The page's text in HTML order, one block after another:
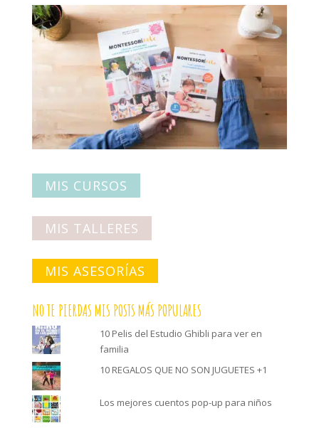
MIS CURSOS
MIS TALLERES
MIS ASESORÍAS
NO TE PIERDAS MIS POSTS MÁS POPULARES
10 Pelis del Estudio Ghibli para ver en
familia
10 REGALOS QUE NO SON JUGUETES +1
Los mejores cuentos pop-up para niños